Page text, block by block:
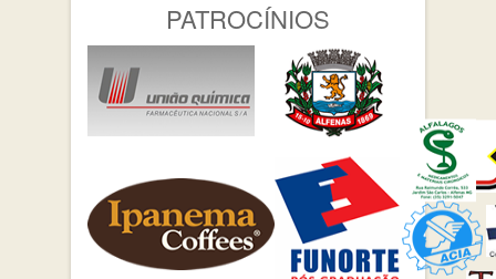
PATROCÍNIOS